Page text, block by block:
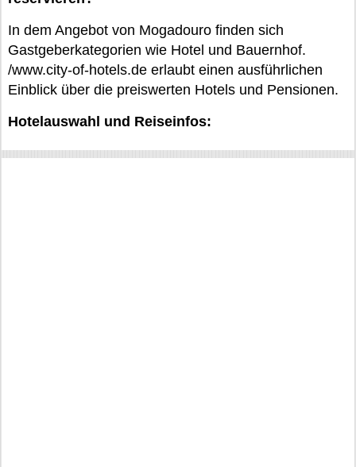
In dem Angebot von Mogadouro finden sich
Gastgeberkategorien wie Hotel und Bauernhof.
/www.city-of-hotels.de erlaubt einen ausführlichen
Einblick über die preiswerten Hotels und Pensionen.
Hotelauswahl und Reiseinfos: